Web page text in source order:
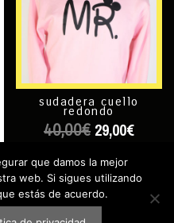
sudadera cuello
redondo
40,00€ 29,00€
Añadir al carrito
que damos la mejor
web. Si sigues utilizando
estás de acuerdo.